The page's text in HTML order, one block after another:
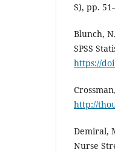
S), pp.
Blunch,
SPSS
https://
http://
Demiral,
Nurse